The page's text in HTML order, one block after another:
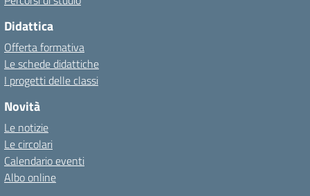
Didattica
Offerta formativa
Le schede didattiche
I progetti delle classi
Novità
Le notizie
Le circolari
Calendario eventi
Albo online